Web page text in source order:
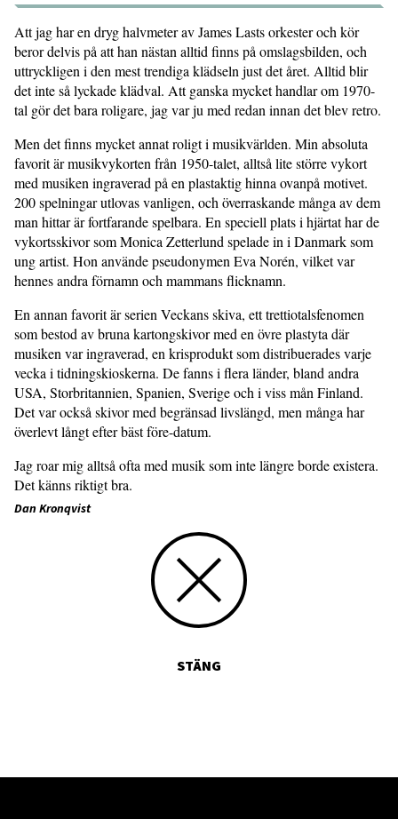
Att jag har en dryg halvmeter av James Lasts orkester och kör
beror delvis på att han nästan alltid finns på omslagsbilden, och
uttryckligen i den mest trendiga klädseln just det året. Alltid blir
det inte så lyckade klädval. Att ganska mycket handlar om 1970-
tal gör det bara roligare, jag var ju med redan innan det blev retro.
Men det finns mycket annat roligt i musikvärlden. Min absoluta
favorit är musikvykorten från 1950-talet, alltså lite större vykort
med musiken ingraverad på en plastaktig hinna ovanpå motivet.
200 spelningar utlovas vanligen, och överraskande många av dem
man hittar är fortfarande spelbara. En speciell plats i hjärtat har de
vykortsskivor som Monica Zetterlund spelade in i Danmark som
ung artist. Hon använde pseudonymen Eva Norén, vilket var
hennes andra förnamn och mammans flicknamn.
En annan favorit är serien Veckans skiva, ett trettiotalsfenomen
som bestod av bruna kartongskivor med en övre plastyta där
musiken var ingraverad, en krisprodukt som distribuerades varje
vecka i tidningskioskerna. De fanns i flera länder, bland andra
USA, Storbritannien, Spanien, Sverige och i viss mån Finland.
Det var också skivor med begränsad livslängd, men många har
överlevt långt efter bäst före-datum.
Jag roar mig alltså ofta med musik som inte längre borde existera.
Det känns riktigt bra.
Dan Kronqvist
STÄNG